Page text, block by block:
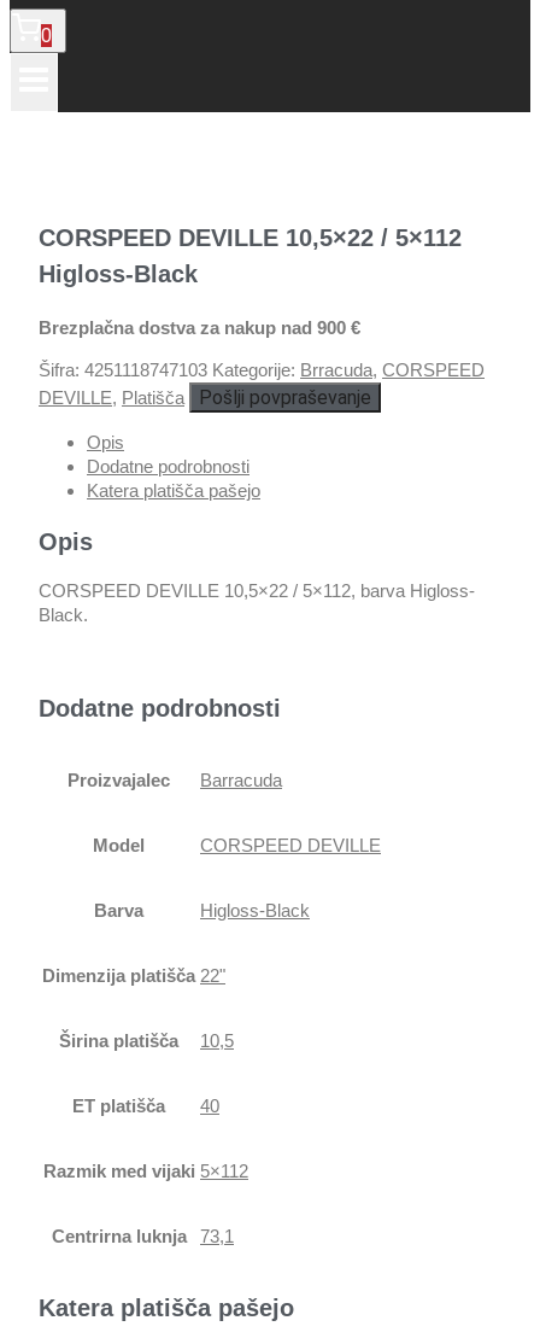
0
CORSPEED DEVILLE 10,5×22 / 5×112
Higloss-Black
Brezplačna dostva za nakup nad 900 €
Šifra: 4251118747103 Kategorije: Brracuda, CORSPEED
DEVILLE, Platišča Pošlji povpraševanje
Opis
Dodatne podrobnosti
Katera platišča pašejo
Opis
CORSPEED DEVILLE 10,5×22 / 5×112, barva Higloss-
Black.
Dodatne podrobnosti
Proizvajalec Barracuda
Model CORSPEED DEVILLE
Barva Higloss-Black
Dimenzija platišča 22"
Širina platišča 10,5
ET platišča 40
Razmik med vijaki 5×112
Centrirna luknja 73,1
Katera platišča pašejo